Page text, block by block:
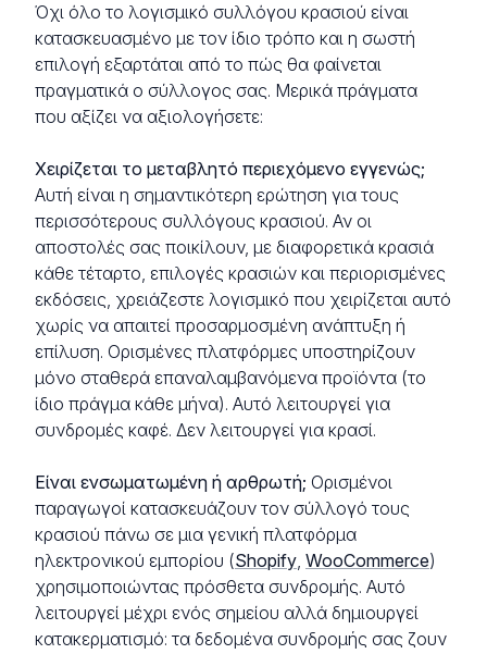
Όχι όλο το λογισμικό συλλόγου κρασιού είναι
κατασκευασμένο με τον ίδιο τρόπο και η σωστή
επιλογή εξαρτάται από το πώς θα φαίνεται
πραγματικά ο σύλλογος σας. Μερικά πράγματα
που αξίζει να αξιολογήσετε:
Χειρίζεται το μεταβλητό περιεχόμενο εγγενώς;
Αυτή είναι η σημαντικότερη ερώτηση για τους
περισσότερους συλλόγους κρασιού. Αν οι
αποστολές σας ποικίλουν, με διαφορετικά κρασιά
κάθε τέταρτο, επιλογές κρασιών και περιορισμένες
εκδόσεις, χρειάζεστε λογισμικό που χειρίζεται αυτό
χωρίς να απαιτεί προσαρμοσμένη ανάπτυξη ή
επίλυση. Ορισμένες πλατφόρμες υποστηρίζουν
μόνο σταθερά επαναλαμβανόμενα προϊόντα (το
ίδιο πράγμα κάθε μήνα). Αυτό λειτουργεί για
συνδρομές καφέ. Δεν λειτουργεί για κρασί.
Είναι ενσωματωμένη ή αρθρωτή; Ορισμένοι
παραγωγοί κατασκευάζουν τον σύλλογό τους
κρασιού πάνω σε μια γενική πλατφόρμα
ηλεκτρονικού εμπορίου (Shopify, WooCommerce)
χρησιμοποιώντας πρόσθετα συνδρομής. Αυτό
λειτουργεί μέχρι ενός σημείου αλλά δημιουργεί
κατακερματισμό: τα δεδομένα συνδρομής σας ζουν